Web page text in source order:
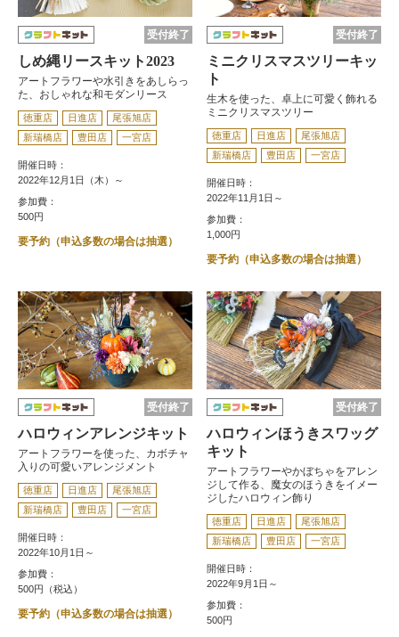
受付終了
しめ縄リースキット2023
アートフラワーや水引きをあしらっ
た、おしゃれな和モダンリース
徳重店 日進店
尾張旭店
新瑞橋店
豊田店 一宮店
開催日時：
2022年12月1日（木）～
参加費：
500円
要予約（申込多数の場合は抽選）
受付終了
ミニクリスマスツリーキッ
ト
生木を使った、卓上に可愛く飾れる
ミニクリスマスツリー
徳重店 日進店
尾張旭店
新瑞橋店
豊田店 一宮店
開催日時：
2022年11月1日～
参加費：
1,000円
要予約（申込多数の場合は抽選）
受付終了
ハロウィンアレンジキット
アートフラワーを使った、カボチャ
入りの可愛いアレンジメント
徳重店 日進店
尾張旭店
新瑞橋店
豊田店 一宮店
開催日時：
2022年10月1日～
参加費：
500円（税込）
要予約（申込多数の場合は抽選）
受付終了
ハロウィンほうきスワッグ
キット
アートフラワーやかぼちゃをアレン
ジして作る、魔女のほうきをイメー
ジしたハロウィン飾り
徳重店 日進店
尾張旭店
新瑞橋店
豊田店 一宮店
開催日時：
2022年9月1日～
参加費：
500円